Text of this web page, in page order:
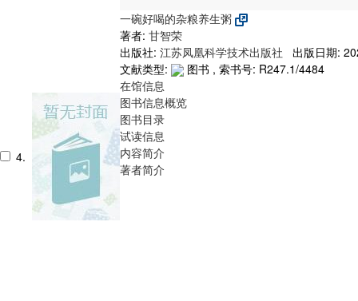
4.
一碗好喝的杂粮养生粥
著者: 甘智荣
出版社: 江苏凤凰科学技术出版社
出版日期:
文献类型:
图书 , 索书号: R247.1/4484
在馆信息
图书信息概览
图书目录
试读信息
内容简介
著者简介